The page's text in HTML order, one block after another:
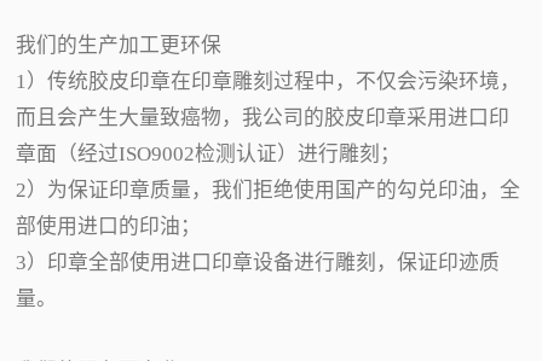
我们的生产加工更环保
1）传统胶皮印章在印章雕刻过程中，不仅会污染环境，
而且会产生大量致癌物，我公司的胶皮印章采用进口印
章面（经过ISO9002检测认证）进行雕刻；
2）为保证印章质量，我们拒绝使用国产的勾兑印油，全
部使用进口的印油；
3）印章全部使用进口印章设备进行雕刻，保证印迹质
量。